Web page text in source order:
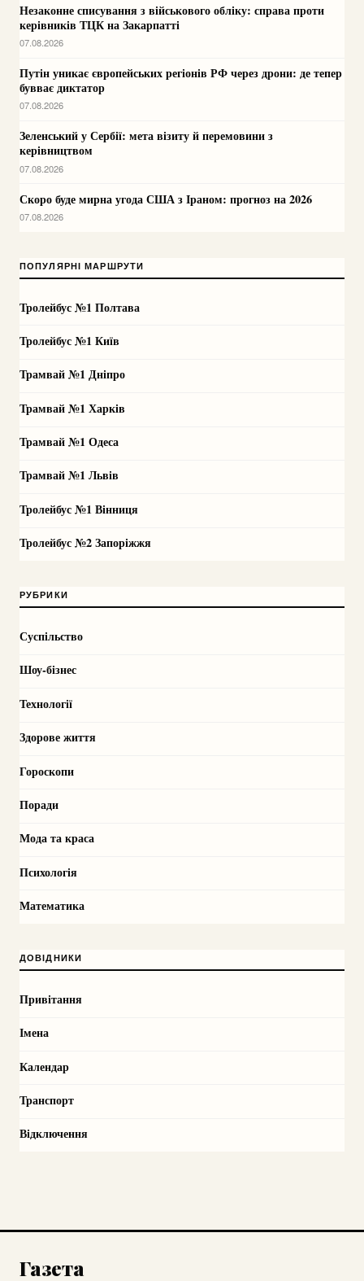
Незаконне списування з військового обліку: справа проти
керівників ТЦК на Закарпатті
07.08.2026
Путін уникає європейських регіонів РФ через дрони: де тепер
бувває диктатор
07.08.2026
Зеленський у Сербії: мета візиту й перемовини з
керівництвом
07.08.2026
Скоро буде мирна угода США з Іраном: прогноз на 2026
07.08.2026
ПОПУЛЯРНІ МАРШРУТИ
Тролейбус №1 Полтава
Тролейбус №1 Київ
Трамвай №1 Дніпро
Трамвай №1 Харків
Трамвай №1 Одеса
Трамвай №1 Львів
Тролейбус №1 Вінниця
Тролейбус №2 Запоріжжя
РУБРИКИ
Суспільство
Шоу-бізнес
Технології
Здорове життя
Гороскопи
Поради
Мода та краса
Психологія
Математика
ДОВІДНИКИ
Привітання
Імена
Календар
Транспорт
Відключення
Газета